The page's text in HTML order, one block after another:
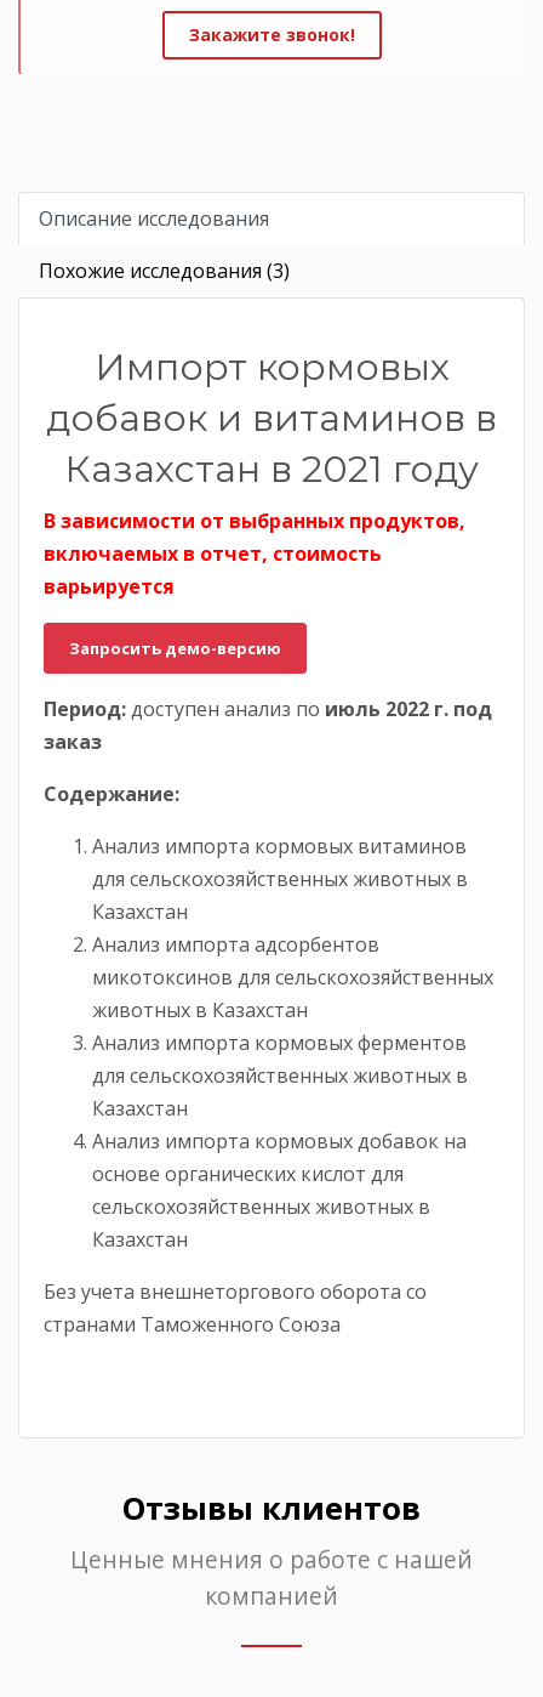
Закажите звонок!
Описание исследования
Похожие исследования (3)
Импорт кормовых
добавок и витаминов в
Казахстан в 2021 году
В зависимости от выбранных продуктов,
включаемых в отчет, стоимость
варьируется
Запросить демо-версию
Период:доступен анализ по июль 2022 г. под
заказ
Содержание:
Анализ импорта кормовых витаминов
для сельскохозяйственных животных в
Казахстан
Анализ импорта адсорбентов
микотоксинов для сельскохозяйственных
животных в Казахстан
Анализ импорта кормовых ферментов
для сельскохозяйственных животных в
Казахстан
Анализ импорта кормовых добавок на
основе органических кислот для
сельскохозяйственных животных в
Казахстан
Без учета внешнеторгового оборота со
странами Таможенного Союза
Отзывы клиентов
Ценные мнения о работе с нашей
компанией